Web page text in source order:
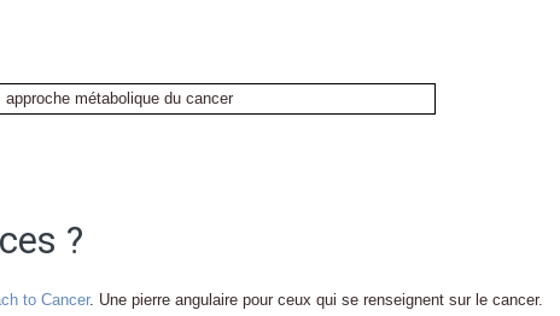
?
to Cancer. Une pierre angulaire pour ceux qui se renseignent sur le cancer.